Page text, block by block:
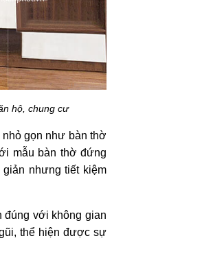
hộ, chung cư​
gọn như bàn thờ
mẫu bàn thờ đứng
nhưng tiết kiệm
đúng với không gian
thể hiện được sự